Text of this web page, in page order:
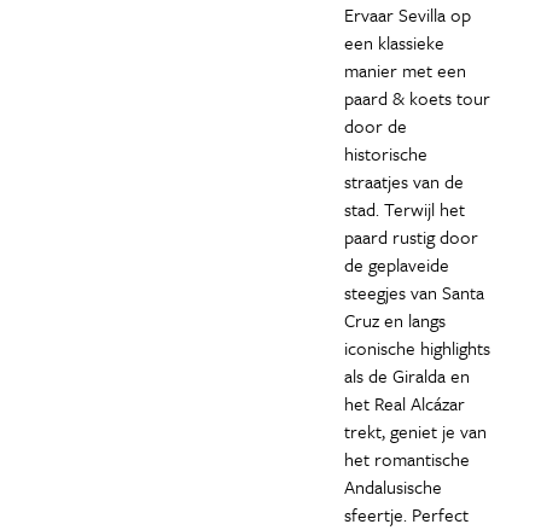
Ervaar Sevilla op
een klassieke
manier met een
paard & koets tour
door de
historische
straatjes van de
stad. Terwijl het
paard rustig door
de geplaveide
steegjes van Santa
Cruz en langs
iconische highlights
als de Giralda en
het Real Alcázar
trekt, geniet je van
het romantische
Andalusische
sfeertje. Perfect